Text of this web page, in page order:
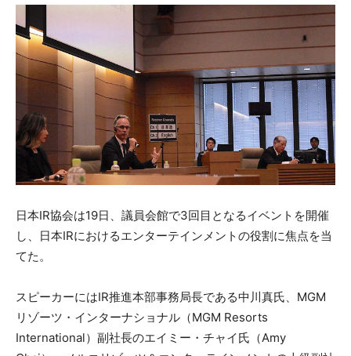
日本IR協会は19日、議員会館で3回目となるイベントを開催
し、日本IRにおけるエンターテインメントの役割に焦点を当
てた。
スピーカーにはIR推進本部事務局長である中川真氏、MGM
リゾーツ・インターナショナル（MGM Resorts
International）副社長のエイミー・チャイ氏（Amy